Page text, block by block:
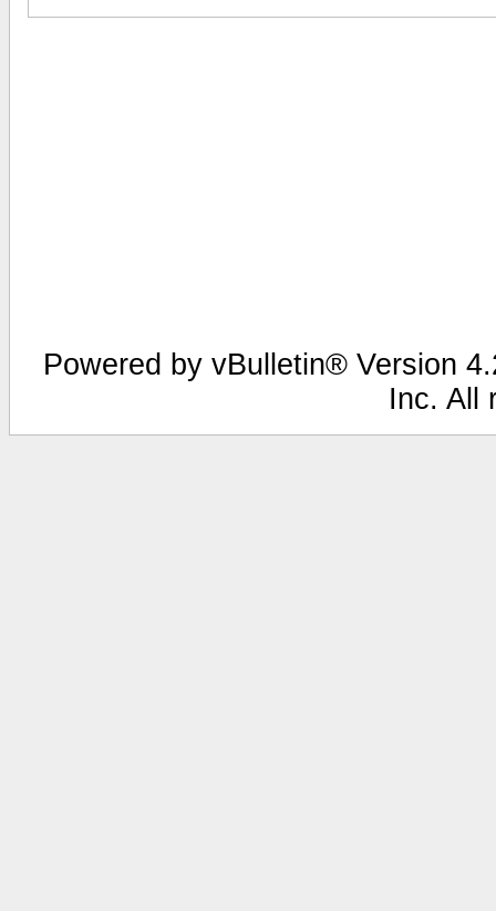
Powered by vBulletin® Version
Inc. All